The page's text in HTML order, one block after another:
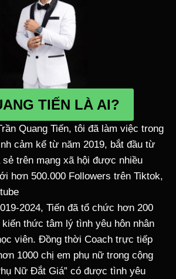
TIẾN LÀ AI?
Quang Tiến, tôi đã làm việc trong
cảm kể từ năm 2019, bắt đầu từ
trên mạng xã hội được nhiều
hơn 500.000 Followers trên Tiktok,
2024, Tiến đã tổ chức hơn 200
thức tâm lý tình yêu hôn nhân
viên. Đồng thời Coach trực tiếp
1000 chị em phụ nữ trong cộng
Nữ Đắt Giá” có được tình yêu